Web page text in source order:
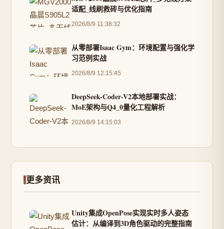
适配_线刷救砖与优化指南
2026/8/9 11:38:32
从零部署Isaac Gym：环境配置与强化学
习范例实战
2026/8/9 12:15:45
DeepSeek-Coder-V2本地部署实战：
MoE架构与Q4_0量化工程解析
2026/8/9 14:15:03
更多资讯
Unity集成OpenPose实现实时多人姿态
估计：从编译到3D角色驱动的完整指南